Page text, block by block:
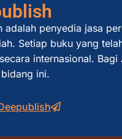
adalah penyedia jasa
Setiap buku yang
internasional.
ini.